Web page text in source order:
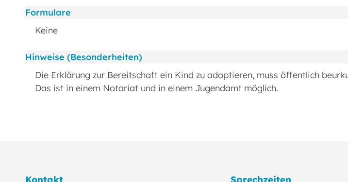
Formulare
Keine
Hinweise (Besonderheiten)
Die Erklärung zur Bereitschaft ein Kind zu adoptieren, muss öffentlich
Das ist in einem Notariat und in einem Jugendamt möglich.
Kontakt Sprechzeiten